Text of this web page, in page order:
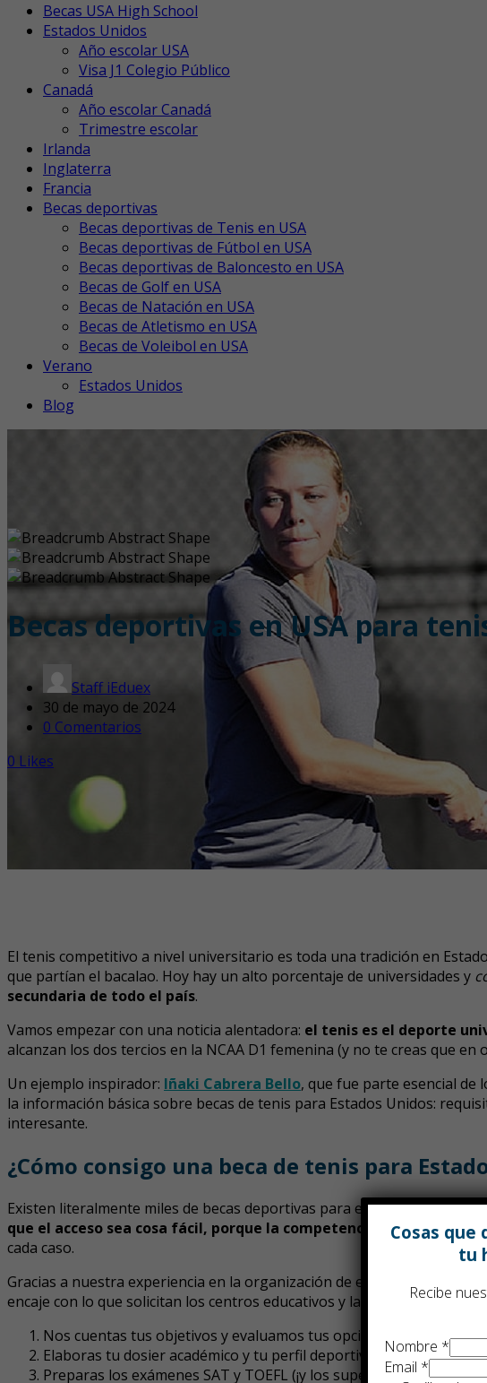
Becas USA High School
Estados Unidos
Año escolar USA
Visa J1 Colegio Público
Canadá
Año escolar Canadá
Trimestre escolar
Irlanda
Inglaterra
Francia
Becas deportivas
Becas deportivas de Tenis en USA
Becas deportivas de Fútbol en USA
Becas deportivas de Baloncesto en USA
Becas de Golf en USA
Becas de Natación en USA
Becas de Atletismo en USA
Becas de Voleibol en USA
Verano
Estados Unidos
Blog
Becas deportivas en USA para
Staff iEduex
30 de mayo de 2024
0 Comentarios
0 Likes
El tenis competitivo a nivel universitario es toda una tradición en
que partían el bacalao. Hoy hay un alto porcentaje de universidades y
secundaria de todo el país.
Vamos empezar con una noticia alentadora: el tenis es el deporte
alcanzan los dos tercios en la NCAA D1 femenina (y no te creas que
Un ejemplo inspirador: Iñaki Cabrera Bello, que fue parte esencial de
la información básica sobre becas de tenis para Estados Unidos:
interesante.
¿Cómo consigo una beca de tenis para
Existen literalmente miles de becas deportivas para estudiar en
que el acceso sea cosa fácil, porque la competencia es feroz.
cada caso.
Gracias a nuestra experiencia en la organización de estancias de
encaje con lo que solicitan los centros educativos y las autoridades
Nos cuentas tus objetivos y evaluamos tus opciones en una
Elaboras tu dosier académico y tu perfil deportivo bajo nuestro
Preparas los exámenes SAT y TOEFL (¡y los superas!).
Cosas que
tu
Recibe
Nombre *
Email *